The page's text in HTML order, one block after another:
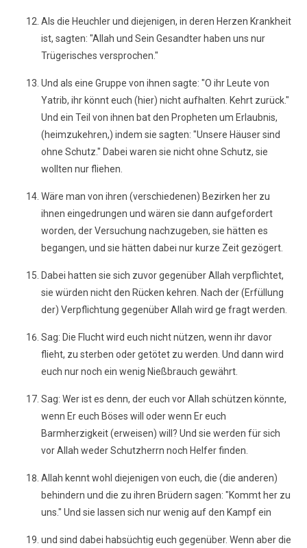
Als die Heuchler und diejenigen, in deren Herzen Krankheit
ist, sagten: "Allah und Sein Gesandter haben uns nur
Trügerisches versprochen."
Und als eine Gruppe von ihnen sagte: "O ihr Leute von
Yatrib, ihr könnt euch (hier) nicht aufhalten. Kehrt zurück."
Und ein Teil von ihnen bat den Propheten um Erlaubnis,
(heimzukehren,) indem sie sagten: "Unsere Häuser sind
ohne Schutz." Dabei waren sie nicht ohne Schutz, sie
wollten nur fliehen.
Wäre man von ihren (verschiedenen) Bezirken her zu
ihnen eingedrungen und wären sie dann aufgefordert
worden, der Versuchung nachzugeben, sie hätten es
begangen, und sie hätten dabei nur kurze Zeit gezögert.
Dabei hatten sie sich zuvor gegenüber Allah verpflichtet,
sie würden nicht den Rücken kehren. Nach der (Erfüllung
der) Verpflichtung gegenüber Allah wird ge fragt werden.
Sag: Die Flucht wird euch nicht nützen, wenn ihr davor
flieht, zu sterben oder getötet zu werden. Und dann wird
euch nur noch ein wenig Nießbrauch gewährt.
Sag: Wer ist es denn, der euch vor Allah schützen könnte,
wenn Er euch Böses will oder wenn Er euch
Barmherzigkeit (erweisen) will? Und sie werden für sich
vor Allah weder Schutzherrn noch Helfer finden.
Allah kennt wohl diejenigen von euch, die (die anderen)
behindern und die zu ihren Brüdern sagen: "Kommt her zu
uns." Und sie lassen sich nur wenig auf den Kampf ein
und sind dabei habsüchtig euch gegenüber. Wenn aber die